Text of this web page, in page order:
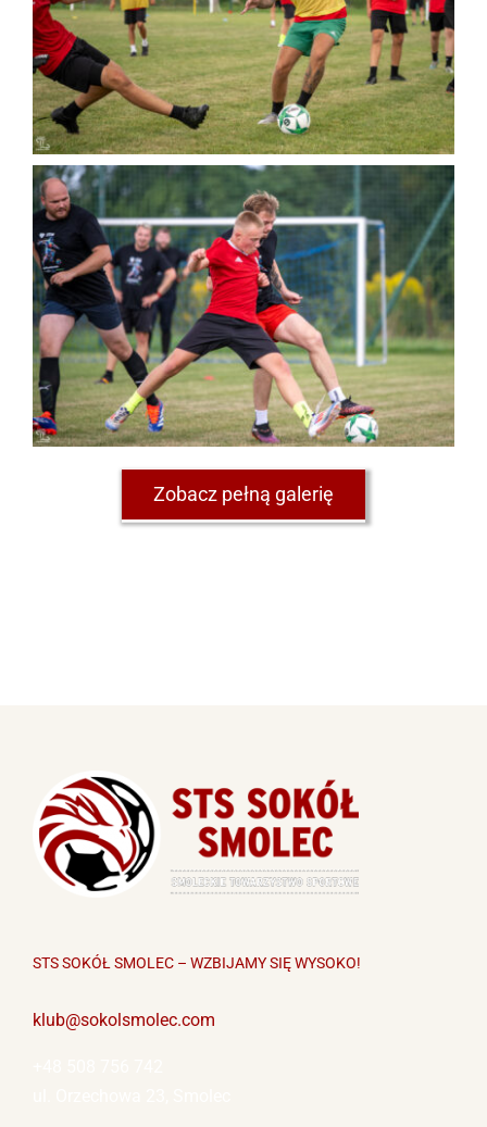
Zobacz pełną galerię
STS SOKÓŁ SMOLEC – WZBIJAMY SIĘ WYSOKO!
klub@sokolsmolec.com